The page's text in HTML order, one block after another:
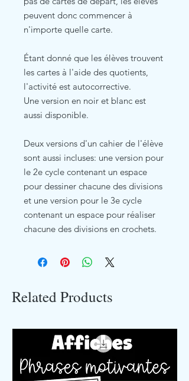
peuvent donc commencer à
n'importe quelle carte.
Étant donné que les élèves trouvent
les cartes à l'aide des quotients,
l'activité est autocorrective.
Une version en noir et blanc est
aussi disponible.
Deux versions d'un cahier de l'élève
sont aussi incluses: une version pour
le 2e cycle contenant un espace
pour dessiner chacune des divisions
et une version pour le 3e cycle
contenant un espace pour réaliser
chacune des divisions en crochets.
Related Products